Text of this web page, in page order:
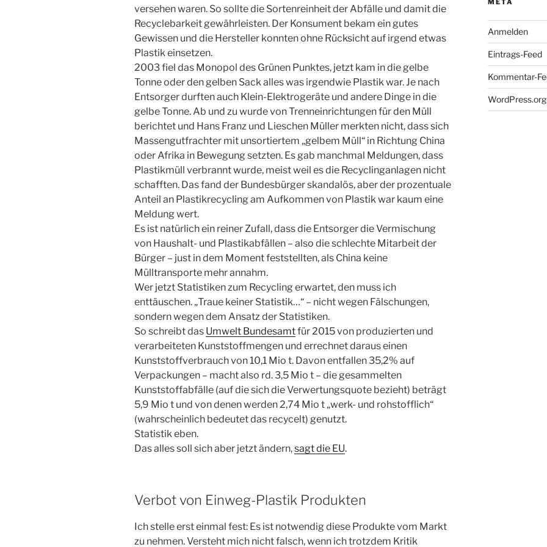
versehen waren. So sollte die Sortenreinheit der Abfälle und damit die
Recyclebarkeit gewährleisten. Der Konsument bekam ein gutes
Gewissen und die Hersteller konnten ohne Rücksicht auf irgend etwas
Plastik einsetzen.
2003 fiel das Monopol des Grünen Punktes, jetzt kam in die gelbe
Tonne oder den gelben Sack alles was irgendwie Plastik war. Je nach
Entsorger durften auch Klein-Elektrogeräte und andere Dinge in die
gelbe Tonne. Ab und zu wurde von Trenneinrichtungen für den Müll
berichtet und Hans Franz und Lieschen Müller merkten nicht, dass sich
Massengutfrachter mit unsortiertem „gelbem Müll“ in Richtung China
oder Afrika in Bewegung setzten. Es gab manchmal Meldungen, dass
Plastikmüll verbrannt wurde, meist weil es die Recyclinganlagen nicht
schafften. Das fand der Bundesbürger skandalös, aber der prozentuale
Anteil an Plastikrecycling am Aufkommen von Plastik war kaum eine
Meldung wert.
Es ist natürlich ein reiner Zufall, dass die Entsorger die Vermischung
von Haushalt- und Plastikabfällen – also die schlechte Mitarbeit der
Bürger – just in dem Moment feststellten, als China keine
Mülltransporte mehr annahm.
Wer jetzt Statistiken zum Recycling erwartet, den muss ich
enttäuschen. „Traue keiner Statistik…“ – nicht wegen Fälschungen,
sondern wegen dem Ansatz der Statistiken.
So schreibt das Umwelt Bundesamtfür 2015 von produzierten und
verarbeiteten Kunststoffmengen und errechnet daraus einen
Kunststoffverbrauch von 10,1 Mio t. Davon entfallen 35,2% auf
Verpackungen – macht also rd. 3,5 Mio t – die gesammelten
Kunststoffabfälle (auf die sich die Verwertungsquote bezieht) beträgt
5,9 Mio t und von denen werden 2,74 Mio t „werk- und rohstofflich“
(wahrscheinlich bedeutet das recycelt) genutzt.
Statistik eben.
Das alles soll sich aber jetzt ändern,sagt die EU.
Verbot von Einweg-Plastik Produkten
Ich stelle erst einmal fest: Es ist notwendig diese Produkte vom Markt
zu nehmen. Versteht mich nicht falsch, wenn ich trotzdem Kritik
META
Anmelden
Eintrags-Feed
Kommentar-
WordPress.org